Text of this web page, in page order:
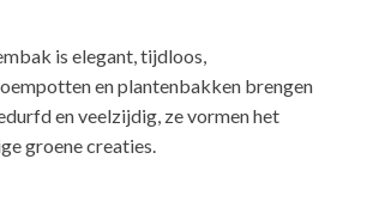
is elegant, tijdloos,
en plantenbakken brengen
en veelzijdig, ze vormen het
groene creaties.